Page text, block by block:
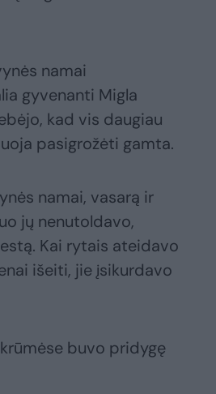
namai
gyvenanti Migla
kad vis daugiau
pasigrožėti gamta.
namai, vasarą ir
jų nenutoldavo,
Kai rytais ateidavo
išeiti, jie įsikurdavo
buvo pridygę